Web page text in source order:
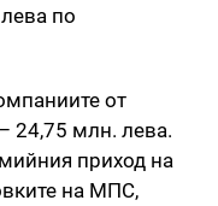
по
от
24,75 млн. лева.
приход на
на МПС,